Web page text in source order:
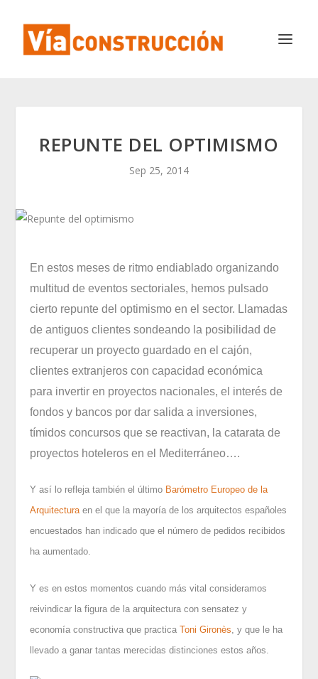
REPUNTE DEL OPTIMISMO
Sep 25, 2014
En estos meses de ritmo endiablado organizando
multitud de eventos sectoriales, hemos pulsado
cierto repunte del optimismo en el sector. Llamadas
de antiguos clientes sondeando la posibilidad de
recuperar un proyecto guardado en el cajón,
clientes extranjeros con capacidad económica
para invertir en proyectos nacionales, el interés de
fondos y bancos por dar salida a inversiones,
tímidos concursos que se reactivan, la catarata de
proyectos hoteleros en el Mediterráneo….
Y así lo refleja también el último Barómetro Europeo de la
Arquitecturaen el que la mayoría de los arquitectos españoles
encuestados han indicado que el número de pedidos recibidos
ha aumentado.
Y es en estos momentos cuando más vital consideramos
reivindicar la figura de la arquitectura con sensatez y
economía constructiva que practicaToni Gironès , y que le ha
llevado a ganar tantas merecidas distinciones estos años.